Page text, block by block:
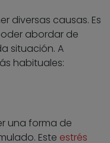
diversas causas. Es
abordar de
situación. A
habituales:
una forma de
Este estrés